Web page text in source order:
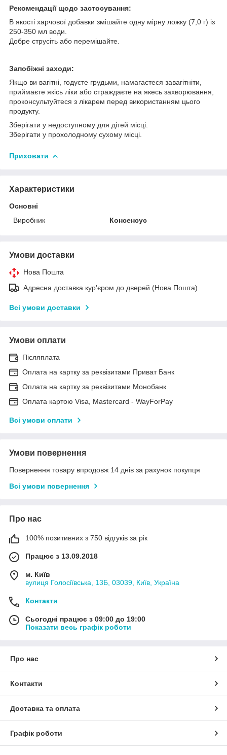
Рекомендації щодо застосування:
В якості харчової добавки змішайте одну мірну ложку (7,0 г) із
250-350 мл води.
Добре струсіть або перемішайте.
Запобіжні заходи:
Якщо ви вагітні, годуєте грудьми, намагаєтеся завагітніти,
приймаєте якісь ліки або страждаєте на якесь захворювання,
проконсультуйтеся з лікарем перед використанням цього
продукту.
Зберігати у недоступному для дітей місці.
Зберігати у прохолодному сухому місці.
Приховати
Характеристики
Основні
Виробник
Консенсус
Умови доставки
Нова Пошта
Адресна доставка кур'єром до дверей (Нова Пошта)
Всі умови доставки
Умови оплати
Післяплата
Оплата на картку за реквізитами Приват Банк
Оплата на картку за реквізитами Монобанк
Оплата картою Visa, Mastercard - WayForPay
Всі умови оплати
Умови повернення
Повернення товару впродовж 14 днів за рахунок покупця
Всі умови повернення
Про нас
100% позитивних з 750 відгуків за рік
Працює з 13.09.2018
м. Київ
вулиця Голосіївська, 13Б, 03039, Київ, Україна
Контакти
Сьогодні працює з 09:00 до 19:00
Показати весь графік роботи
Про нас
Контакти
Доставка та оплата
Графік роботи